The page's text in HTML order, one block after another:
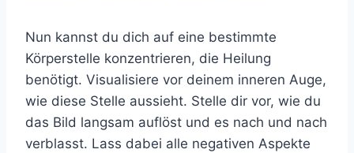
Nun kannst du dich auf eine bestimmte
Körperstelle konzentrieren, die Heilung
benötigt. Visualisiere vor deinem inneren Auge,
wie diese Stelle aussieht. Stelle dir vor, wie du
das Bild langsam auflöst und es nach und nach
verblasst. Lass dabei alle negativen Aspekte